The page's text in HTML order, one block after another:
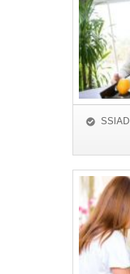
SSIAD